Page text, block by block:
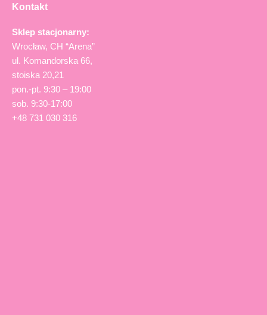
Kontakt
Sklep stacjonarny:
Wrocław, CH “Arena”
ul. Komandorska 66,
stoiska 20,21
pon.-pt. 9:30 – 19:00
sob. 9:30-17:00
+48 731 030 316